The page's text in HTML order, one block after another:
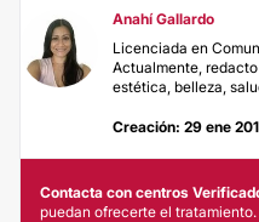
Anahí Gallardo
Licenciada en
Actualmente,
estética, belleza,
Creación: 29 ene
Contacta con centros
puedan ofrecerte el tratamiento.